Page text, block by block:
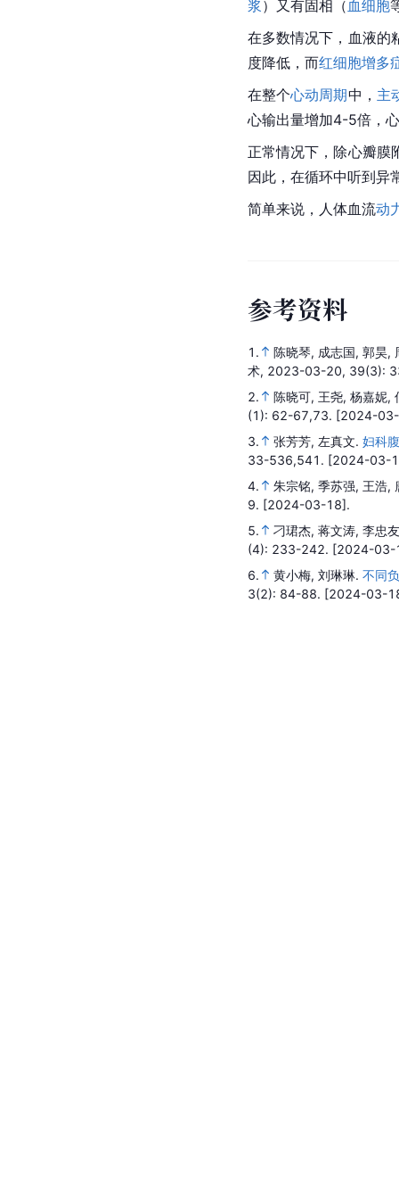
浆）又有固相（ 血细胞
在多数情况下，血液的
度降低，而红细胞增多
在整个心动周期中， 主
心输出量增加4-5倍，
正常情况下，除心瓣膜
因此，在循环中听到异
简单来说，人体血流动
参考资料
1.
陈晓琴, 成志国, 郭昊,
术, 2023-03-20, 39(3):
2.
陈晓可, 王尧, 杨嘉妮,
(1): 62-67,73. [2024-
3.
张芳芳, 左真文. 妇科
33-536,541. [2024-03-
4.
朱宗铭, 季苏强, 王浩,
9. [2024-03-18].
5.
刁珺杰, 蒋文涛, 李忠
(4): 233-242. [2024-03-
6.
黄小梅, 刘琳琳. 不同
3(2): 84-88. [2024-03-